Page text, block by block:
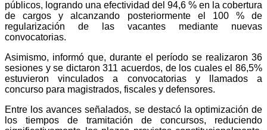
públicos, logrando una efectividad del 94,6 % en la cobertura
de cargos y alcanzando posteriormente el 100 % de
regularización de las vacantes mediante nuevas
convocatorias.
Asimismo, informó que, durante el período se realizaron 36
sesiones y se dictaron 311 acuerdos, de los cuales el 86,5%
estuvieron vinculados a convocatorias y llamados a
concurso para magistrados, fiscales y defensores.
Entre los avances señalados, se destacó la optimización de
los tiempos de tramitación de concursos, reduciendo